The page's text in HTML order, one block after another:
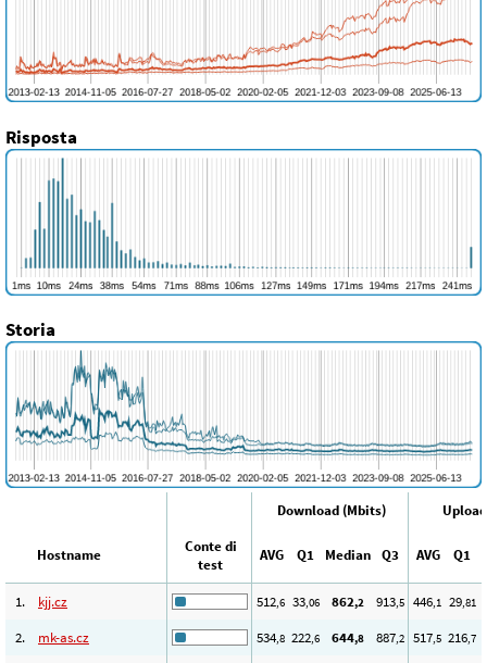
Risposta
Storia
Download (Mbits)
Hostname
Conte di
test
AVG Q1 Median Q3 AVG Q1
1. kjj.cz 512,6 33,06 862,2 913,5 446,1 29,81
2. mk-as.cz 534,8 222,6 644,8 887,2 517,5 216,7